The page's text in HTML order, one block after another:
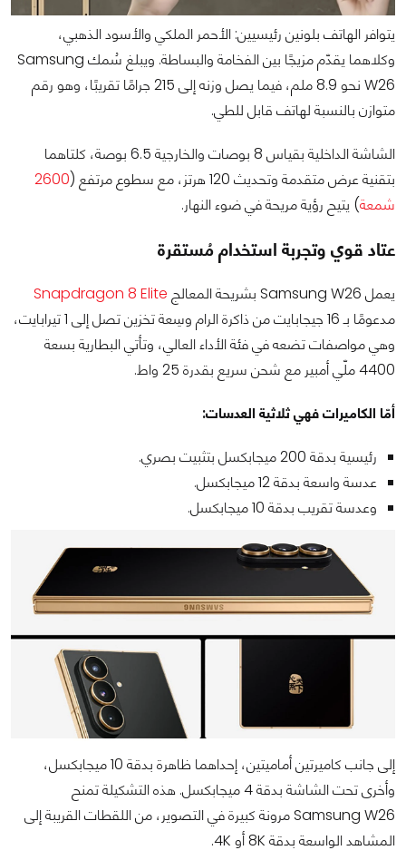
يتوافر الهاتف بلونين رئيسيين: الأحمر الملكي والأسود الذهبي،
وكلاهما يقدّم مزيجًا بين الفخامة والبساطة. ويبلغ سُمك Samsung
W26 نحو 8.9 ملم، فيما يصل وزنه إلى 215 جرامًا تقريبًا، وهو رقم
متوازن بالنسبة لهاتف قابل للطي.
الشاشة الداخلية بقياس 8 بوصات والخارجية 6.5 بوصة، كلتاهما
بتقنية عرض متقدمة وتحديث 120 هرتز، مع سطوع مرتفع (
2600
شمعة) يتيح رؤية مريحة في ضوء النهار.
عتاد قوي وتجربة استخدام مُستقرة
يعمل Samsung W26 بشريحة المعالج
Snapdragon 8 Elite
مدعومًا بـ 16 جيجابايت من ذاكرة الرام وسِعة تخزين تصل إلى 1 تيرابايت،
وهي مواصفات تضعه في فئة الأداء العالي، وتأتي البطارية بسعة
4400 ملّي أمبير مع شحن سريع بقدرة 25 واط.
أمّا الكاميرات فهي ثلاثية العدسات:
رئيسية بدقة 200 ميجابكسل بتثبيت بصري.
عدسة واسعة بدقة 12 ميجابكسل.
وعدسة تقريب بدقة 10 ميجابكسل.
إلى جانب كاميرتين أماميتين، إحداهما ظاهرة بدقة 10 ميجابكسل،
وأخرى تحت الشاشة بدقة 4 ميجابكسل. هذه التشكيلة تمنح
Samsung W26 مرونة كبيرة في التصوير، من اللقطات القريبة إلى
المشاهد الواسعة بدقة 8K أو 4K.